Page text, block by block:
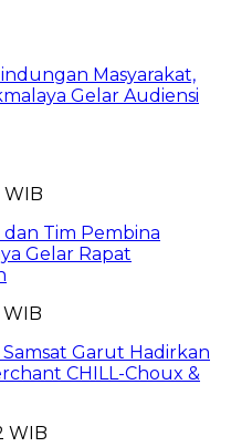
Masyarakat,
Gelar Audiensi
WIB
dan Tim Pembina
Gelar Rapat
WIB
Samsat Garut Hadirkan
CHILL-Choux &
WIB